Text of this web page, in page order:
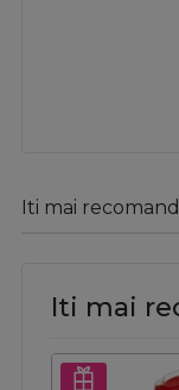
Iti mai
Iti mai